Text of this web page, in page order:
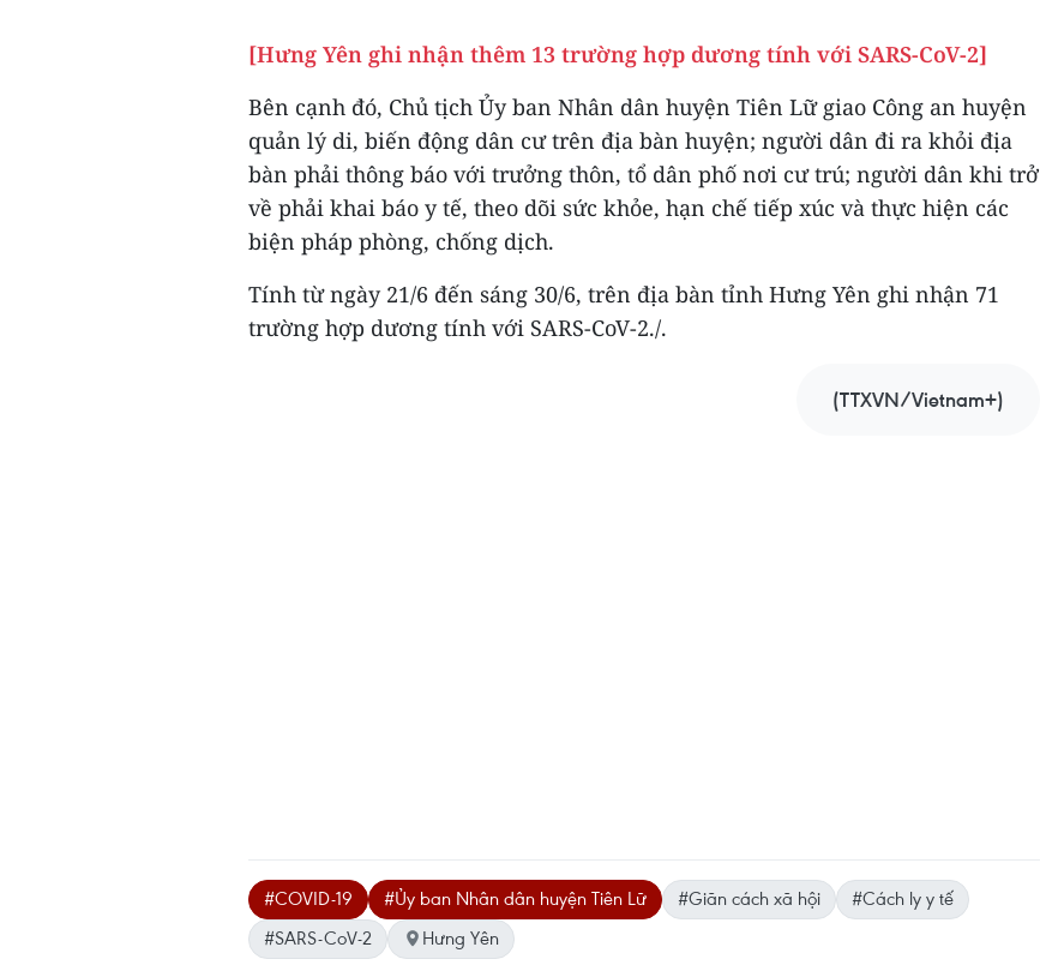
[Hưng Yên ghi nhận thêm 13 trường hợp dương tính với SARS-CoV-2]
Bên cạnh đó, Chủ tịch Ủy ban Nhân dân huyện Tiên Lữ giao Công an huyện
quản lý di, biến động dân cư trên địa bàn huyện; người dân đi ra khỏi địa
bàn phải thông báo với trưởng thôn, tổ dân phố nơi cư trú; người dân khi trở
về phải khai báo y tế, theo dõi sức khỏe, hạn chế tiếp xúc và thực hiện các
biện pháp phòng, chống dịch.
Tính từ ngày 21/6 đến sáng 30/6, trên địa bàn tỉnh Hưng Yên ghi nhận 71
trường hợp dương tính với SARS-CoV-2./.
(TTXVN/Vietnam+)
#COVID-19 #Ủy ban Nhân dân huyện Tiên Lữ #Giãn cách xã hội
#Cách ly y tế
#SARS-CoV-2
Hưng Yên